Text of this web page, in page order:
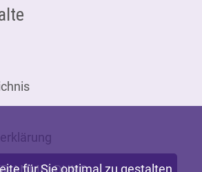
für Sie optimal zu gestalten